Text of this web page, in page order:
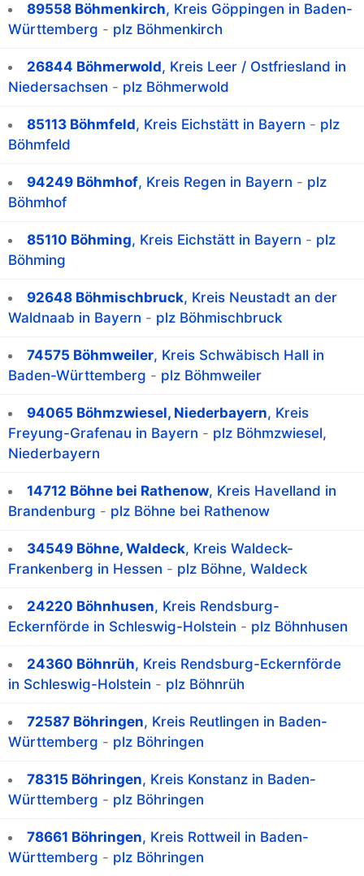
89558 Böhmenkirch, Kreis Göppingen in Baden-
Württemberg - plz Böhmenkirch
26844 Böhmerwold, Kreis Leer / Ostfriesland in
Niedersachsen - plz Böhmerwold
85113 Böhmfeld, Kreis Eichstätt in Bayern - plz
Böhmfeld
94249 Böhmhof, Kreis Regen in Bayern - plz
Böhmhof
85110 Böhming, Kreis Eichstätt in Bayern - plz
Böhming
92648 Böhmischbruck, Kreis Neustadt an der
Waldnaab in Bayern - plz Böhmischbruck
74575 Böhmweiler, Kreis Schwäbisch Hall in
Baden-Württemberg - plz Böhmweiler
94065 Böhmzwiesel, Niederbayern, Kreis
Freyung-Grafenau in Bayern - plz Böhmzwiesel,
Niederbayern
14712 Böhne bei Rathenow, Kreis Havelland in
Brandenburg - plz Böhne bei Rathenow
34549 Böhne, Waldeck, Kreis Waldeck-
Frankenberg in Hessen - plz Böhne, Waldeck
24220 Böhnhusen, Kreis Rendsburg-
Eckernförde in Schleswig-Holstein - plz Böhnhusen
24360 Böhnrüh, Kreis Rendsburg-Eckernförde
in Schleswig-Holstein - plz Böhnrüh
72587 Böhringen, Kreis Reutlingen in Baden-
Württemberg - plz Böhringen
78315 Böhringen, Kreis Konstanz in Baden-
Württemberg - plz Böhringen
78661 Böhringen, Kreis Rottweil in Baden-
Württemberg - plz Böhringen